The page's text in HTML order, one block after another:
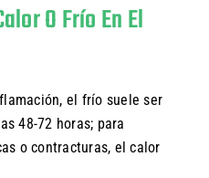
O Frío En El
el frío suele ser
48-72 horas; para
o contracturas, el calor